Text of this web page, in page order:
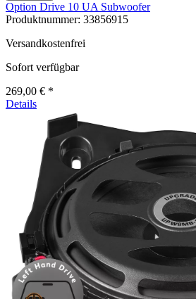
Option Drive 10 UA Subwoofer
Produktnummer: 33856915
Versandkostenfrei
Sofort verfügbar
269,00 € *
Details